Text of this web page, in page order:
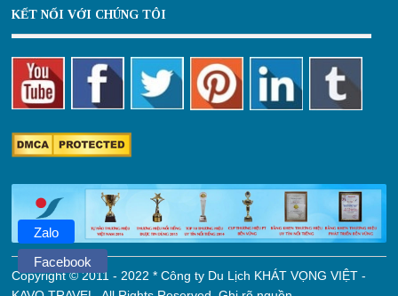
KẾT NỐI VỚI CHÚNG TÔI
Copyright © 2011 - 2022 * Công ty Du Lịch KHÁT VỌNG VIỆT -
Zalo
Facebook